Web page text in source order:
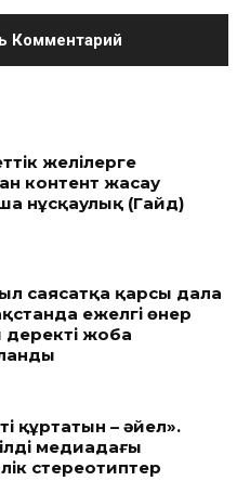
желілерге
контент жасау
нұсқаулық (Гайд)
саясатқа қарсы дала
ежелгі өнер
деректі жоба
құртатын – әйел».
медиадағы
стереотиптер